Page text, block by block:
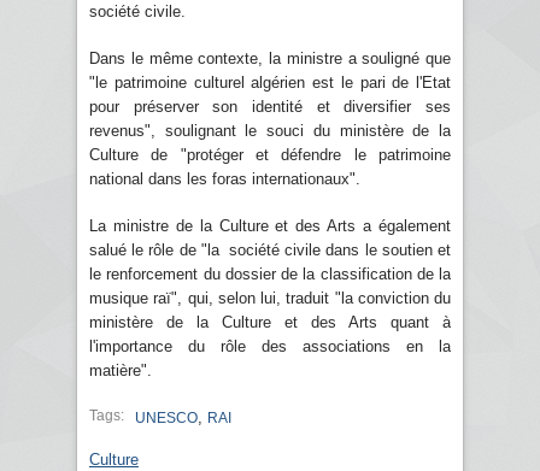
société civile.
Dans le même contexte, la ministre a souligné que
"le patrimoine culturel algérien est le pari de l'Etat
pour préserver son identité et diversifier ses
revenus", soulignant le souci du ministère de la
Culture de "protéger et défendre le patrimoine
national dans les foras internationaux".
La ministre de la Culture et des Arts a également
salué le rôle de "la société civile dans le soutien et
le renforcement du dossier de la classification de la
musique raï", qui, selon lui, traduit "la conviction du
ministère de la Culture et des Arts quant à
l'importance du rôle des associations en la
matière".
Tags: UNESCO RAI
Culture